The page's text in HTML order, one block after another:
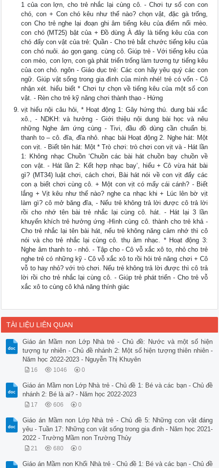
1 của con lợn, cho trẻ nhắc lại cùng cô. - Chơi tự số con con
chó, con + Con chó kêu như thế nào? chọn vật, đặc gà trống,
con Cho trẻ nghe lại đoạn ghi âm tiếng kêu của điểm nổi mèo.
con chó (MT25) bật của + Đồ dùng À đây là tiếng kêu của con
chó đấy con vật của trẻ: Quần - Cho trẻ bắt chước tiếng kêu của
con chó nuôi. áo gọn gang. cùng cô. Giúp trẻ - Với tiếng kêu của
con mèo, con lợn, con gà phát triển trống làm tương tự tiếng kêu
của con chó. ngôn - Giáo dục trẻ: Các con hãy yêu quý các con
ngữ. Giúp vật sống trong gia đình của mình nhé! trẻ có vốn - Cô
nhận xét. hiểu biết * Chơi tự chọn về tiếng kêu của một số con
vật. - Rèn cho trẻ kỹ năng chơi thành thạo - Hứng
vịt hiểu nội câu hỏi, * Hoạt động 1: Gây hứng thú. dung bài xắc
xô., - NDKH: và hưởng - Giới thiệu nội dung bài học và nêu
những Nghe âm ứng cùng - Tivi, đầu đồ dùng cần chuẩn bị.
thanh to – cô. đĩa, đĩa nhỏ. nhạc bài Hoạt động 2. Nghe hát: Một
con vịt. - Biết tên hát: Một * Trò chơi: trò chơi con vịt và - Hát lần
1: Không nhạc Chuồn ‘Chuồn các bài hát chuồn bay chuồn về
con vật. - Hát lần 2: Kết hợp nhạc bay’, hiểu + Cô vừa hát bài
gì? (MT34) luật chơi, cách chơi, Bài hát nói về con vịt đấy các
con ạ biết chơi cùng cô. + Một con vịt có mấy cái cánh? - Biết
lắng + Vịt kêu như thế nào? nghe ca nhạc khi + Lúc lên bờ vịt
làm gì? cô mở băng đĩa, - Nếu trẻ không trả lời được cô trả lời
rồi cho nhớ tên bài trẻ nhắc lại cùng cô. hát. - Hát lại 3 lần
khuyến khích trẻ hưởng ứng -Hình cùng cô. thành cho trẻ khả -
Cho trẻ nhắc lại tên bài hát, nếu trẻ không năng cảm nhớ thì cô
nói và cho trẻ nhắc lại cùng cô. thụ âm nhạc. * Hoạt động 3:
Nghe âm thanh to - nhỏ. - Tập cho - Cô vỗ xắc xô to, nhỏ cho trẻ
nghe trẻ có những kỹ - Cô vỗ xắc xô to rồi hỏi trẻ năng chơi + Cô
vỗ to hay nhỏ? với trò chơi. Nếu trẻ không trả lời được thì cô trả
lời rồi cho trẻ nhắc lại cùng cô. - Giúp trẻ phát triển - Cho trẻ vỗ
xắc xô to cùng cô khả năng thính giác
TÀI LIỆU LIÊN QUAN
Giáo án Mầm non Lớp Nhà trẻ - Chủ đề: Nước và một số hiện
tượng tự nhiên - Chủ đề nhánh 2: Một số hiện tượng thiên nhiên -
Năm học 2022-2023 - Nguyễn Thị Khuyên
16 1046 0
Giáo án Mầm non Lớp Nhà trẻ - Chủ đề 1: Bé và các bạn - Chủ đề
nhánh 2: Bé là ai? - Năm học 2022-2023
17 606 0
Giáo án Mầm non Lớp Nhà trẻ - Chủ đề 5: Những con vật đáng
yêu - Tuần 17: Những con vật sống trong gia đình - Năm học 2021-
2022 - Trường Mầm non Trường Thủy
21 680 0
Giáo án Mầm non Khối Nhà trẻ - Chủ đề 1: Bé và các bạn - Chủ đề